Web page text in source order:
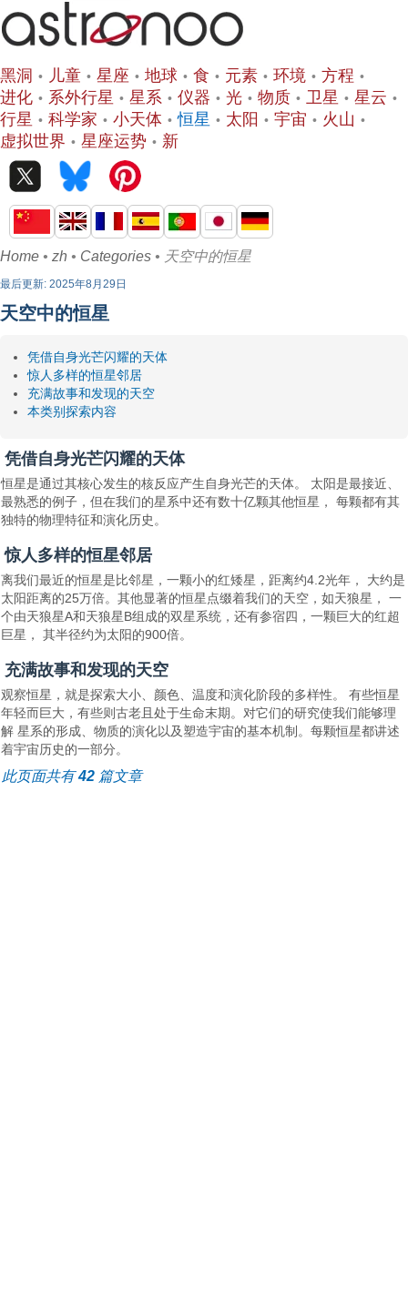
黑洞 儿童 星座 地球 食 元素 环境
方程
进化
系外行星 星系 仪器 光 物质 卫星
星云
行星
科学家 小天体 恒星 太阳 宇宙
火山
虚拟世界
星座运势 新
Home • zh • Categories • 天空中的恒星
最后更新: 2025年8月29日
天空中的恒星
凭借自身光芒闪耀的天体
惊人多样的恒星邻居
充满故事和发现的天空
本类别探索内容
凭借自身光芒闪耀的天体
恒星是通过其核心发生的核反应产生自身光芒的天体。 太阳是最接近、
最熟悉的例子，但在我们的星系中还有数十亿颗其他恒星， 每颗都有其
独特的物理特征和演化历史。
惊人多样的恒星邻居
离我们最近的恒星是比邻星，一颗小的红矮星，距离约4.2光年， 大约是
太阳距离的25万倍。其他显著的恒星点缀着我们的天空，如天狼星， 一
个由天狼星A和天狼星B组成的双星系统，还有参宿四，一颗巨大的红超
巨星， 其半径约为太阳的900倍。
充满故事和发现的天空
观察恒星，就是探索大小、颜色、温度和演化阶段的多样性。 有些恒星
年轻而巨大，有些则古老且处于生命末期。对它们的研究使我们能够理
解 星系的形成、物质的演化以及塑造宇宙的基本机制。每颗恒星都讲述
着宇宙历史的一部分。
此页面共有42篇文章